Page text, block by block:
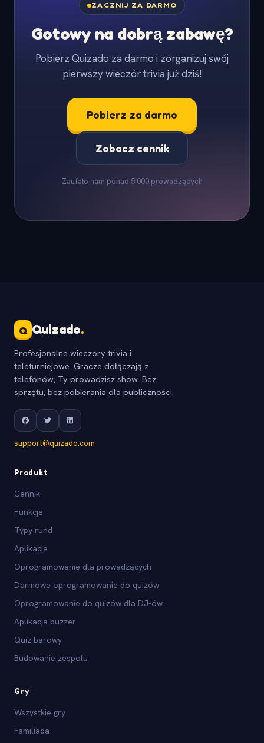
ZACZNIJ ZA DARMO
Gotowy na dobrą zabawę?
Pobierz Quizado za darmo i zorganizuj swój
pierwszy wieczór trivia już dziś!
Pobierz za darmo
Zobacz cennik
Zaufało nam ponad 5 000 prowadzących
Q Quizado.
Profesjonalne wieczory trivia i
teleturniejowe. Gracze dołączają z
telefonów, Ty prowadzisz show. Bez
sprzętu, bez pobierania dla publiczności.
support@quizado.com
Produkt
Cennik
Funkcje
Typy rund
Aplikacje
Oprogramowanie dla prowadzących
Darmowe oprogramowanie do quizów
Oprogramowanie do quizów dla DJ-ów
Aplikacja buzzer
Quiz barowy
Budowanie zespołu
Gry
Wszystkie gry
Familiada